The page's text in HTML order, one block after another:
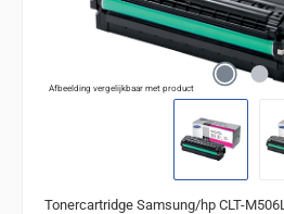
Afbeelding vergelijkbaar met product
Tonercartridge Samsung/hp CLT-M506L